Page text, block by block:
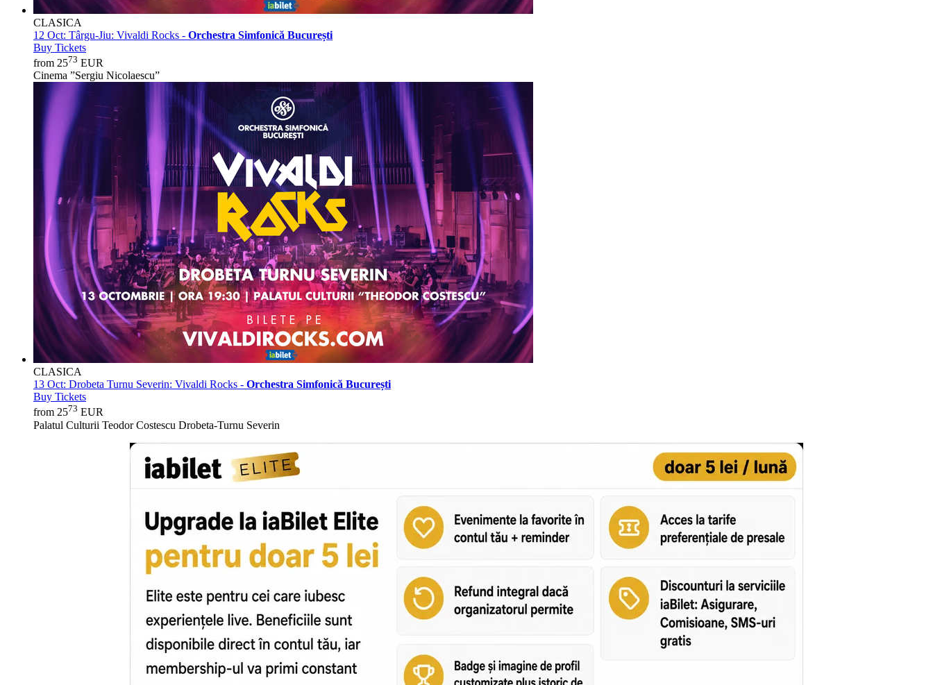
CLASICA
12 Oct: Târgu-Jiu: Vivaldi Rocks - Orchestra Simfonică București
Buy Tickets
from 2573 EUR
Cinema ”Sergiu Nicolaescu”
CLASICA
13 Oct: Drobeta Turnu Severin: Vivaldi Rocks - Orchestra Simfonică București
Buy Tickets
from 2573 EUR
Palatul Culturii Teodor Costescu Drobeta-Turnu Severin